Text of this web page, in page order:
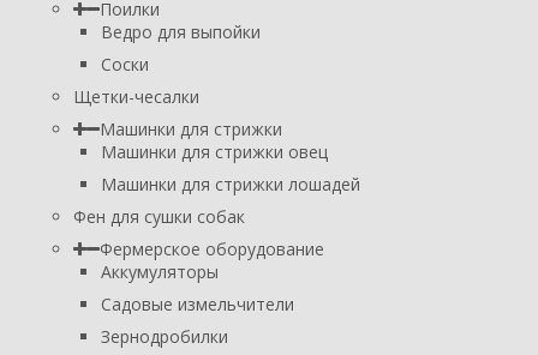
Поилки
Ведро для выпойки
Соски
Щетки-чесалки
Машинки для стрижки
Машинки для стрижки овец
Машинки для стрижки лошадей
Фен для сушки собак
Фермерское оборудование
Аккумуляторы
Садовые измельчители
Зернодробилки